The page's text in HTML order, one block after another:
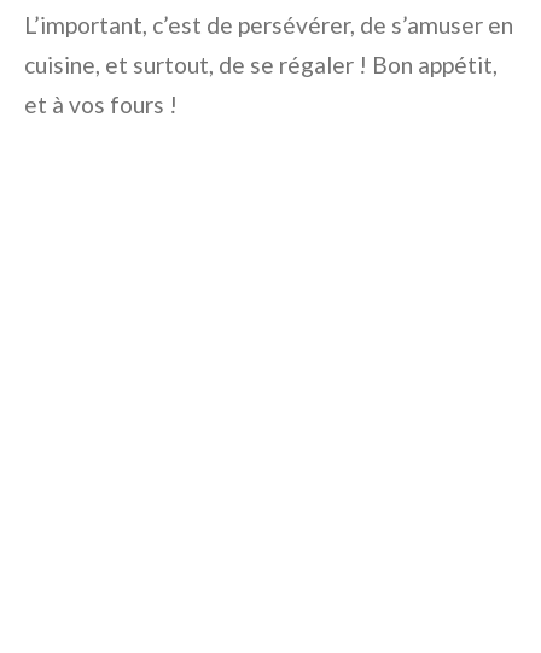
L’important, c’est de persévérer, de s’amuser en
cuisine, et surtout, de se régaler ! Bon appétit,
et à vos fours !